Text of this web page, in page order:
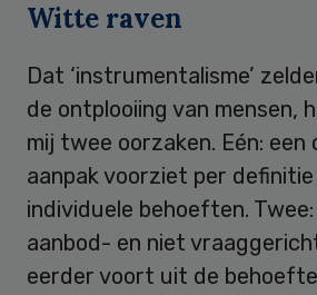
Witte raven
Dat ‘instrumentalisme’
de ontplooiing van mensen,
mij twee oorzaken. Eén: een
aanpak voorziet per
individuele behoeften. Twee:
aanbod- en niet
eerder voort uit de